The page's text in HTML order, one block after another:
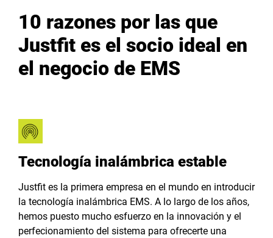
10 razones por las que
Justfit es el socio ideal en
el negocio de EMS
Tecnología inalámbrica estable
Justfit es la primera empresa en el mundo en introducir
la tecnología inalámbrica EMS. A lo largo de los años,
hemos puesto mucho esfuerzo en la innovación y el
perfecionamiento del sistema para ofrecerte una